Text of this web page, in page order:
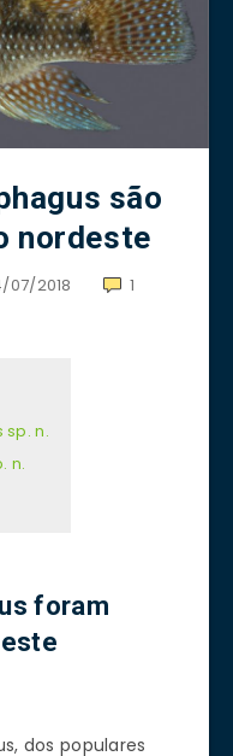
são
nordeste
07/2018 1
n.
n.
foram
dos populares